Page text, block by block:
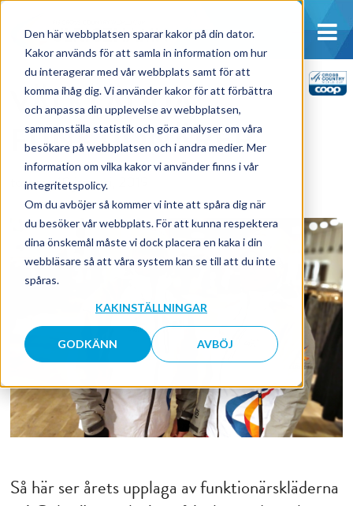
Den här webbplatsen sparar kakor på din dator.
Kakor används för att samla in information om hur
du interagerar med vår webbplats samt för att
komma ihåg dig. Vi använder kakor för att förbättra
och anpassa din upplevelse av webbplatsen,
sammanställa statistik och göra analyser om våra
besökare på webbplatsen och i andra medier. Mer
information om vilka kakor vi använder finns i vår
integritetspolicy.
Om du avböjer så kommer vi inte att spåra dig när
du besöker vår webbplats. För att kunna respektera
dina önskemål måste vi dock placera en kaka i din
webbläsare så att våra system kan se till att du inte
spåras.
KAKINSTÄLLNINGAR
GODKÄNN AVBÖJ
VÄLKLÄDDA
FUNKTIONÄRER
torsdag 10 januari, 2019
Så här ser årets upplaga av funktionärskläderna